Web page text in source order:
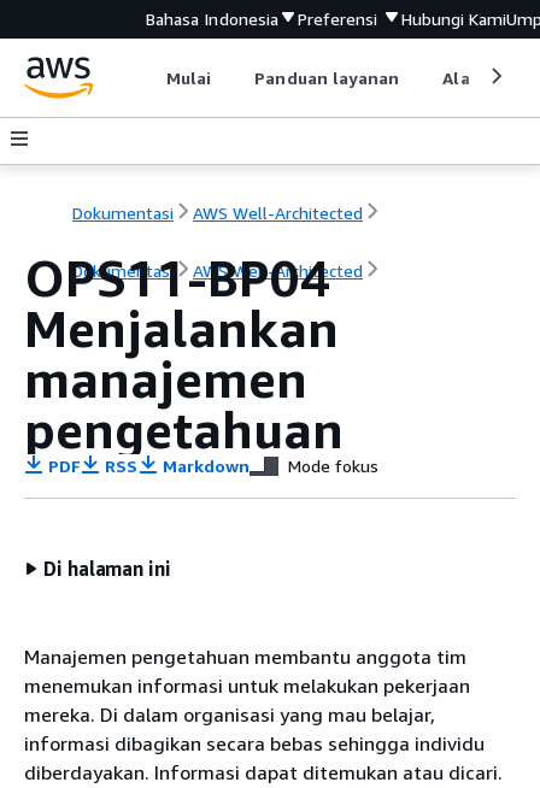
Bahasa Indonesia Preferensi Hubungi Kami
Mulai Panduan layanan Alat
Dokumentasi AWS Well-Architected
Dokumentasi AWS Well-Architected
OPS11-BP04
Menjalankan
manajemen
pengetahuan
PDF RSS Markdown Mode fokus
Di halaman ini
Manajemen pengetahuan membantu anggota tim
menemukan informasi untuk melakukan pekerjaan
mereka. Di dalam organisasi yang mau belajar,
informasi dibagikan secara bebas sehingga individu
diberdayakan. Informasi dapat ditemukan atau dicari.